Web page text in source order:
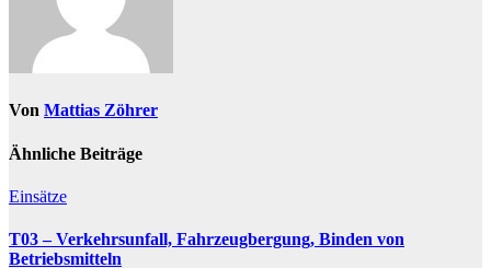
Von Mattias Zöhrer
Ähnliche Beiträge
Einsätze
T03 – Verkehrsunfall, Fahrzeugbergung, Binden von
Betriebsmitteln